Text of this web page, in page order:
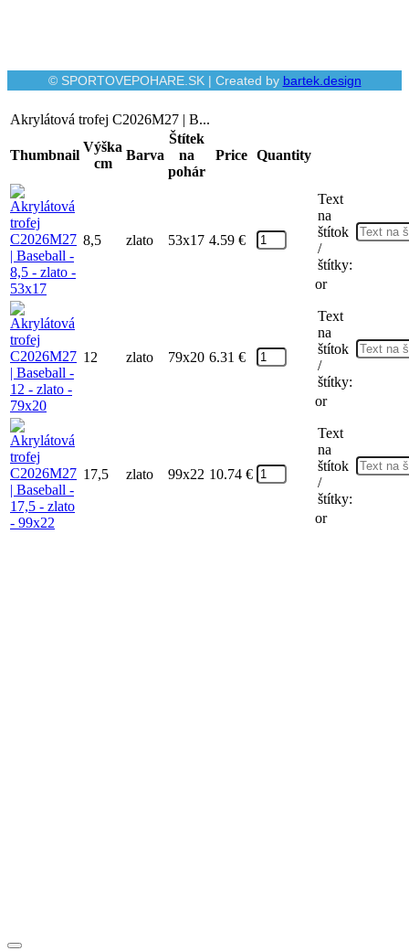
© SPORTOVEPOHARE.SK | Created by bartek.design
Akrylátová trofej C2026M27 | B...
Thumbnail
Výška
cm
Barva
Štítek
na
pohár
Price Quantity
8,5 zlato 53x17 4.59 €
Text
na
štítok
/
štítky:
or
12 zlato 79x20 6.31 €
Text
na
štítok
/
štítky:
or
17,5 zlato 99x22 10.74 €
Text
na
štítok
/
štítky:
or